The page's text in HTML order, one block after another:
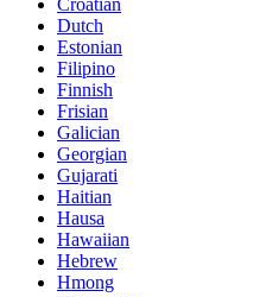
Croatian
Dutch
Estonian
Filipino
Finnish
Frisian
Galician
Georgian
Gujarati
Haitian
Hausa
Hawaiian
Hebrew
Hmong